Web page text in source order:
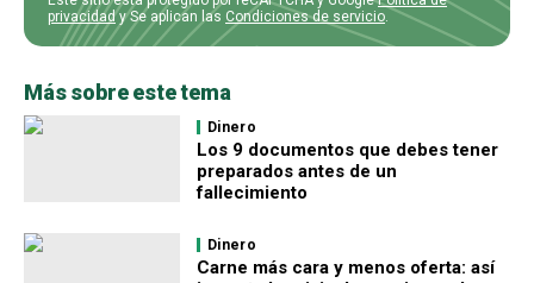
privacidady Se aplican las Condiciones de servicio.
Más sobre este tema
Dinero
Los 9 documentos que debes tener
preparados antes de un
fallecimiento
Dinero
Carne más cara y menos oferta: así